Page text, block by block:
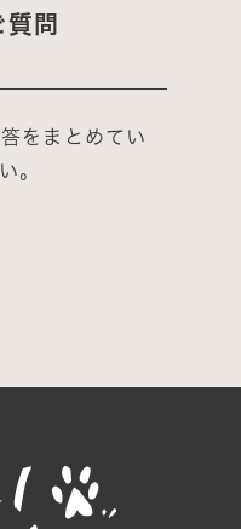
質問
をまとめてい
。